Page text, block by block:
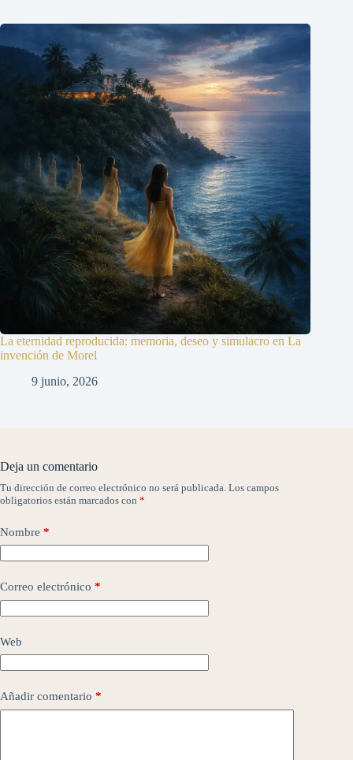
La eternidad reproducida: memoria, deseo y simulacro en La
invención de Morel
9 junio, 2026
Deja un comentario
Tu dirección de correo electrónico no será publicada. Los campos
obligatorios están marcados con *
Nombre *
Correo electrónico *
Web
Añadir comentario *